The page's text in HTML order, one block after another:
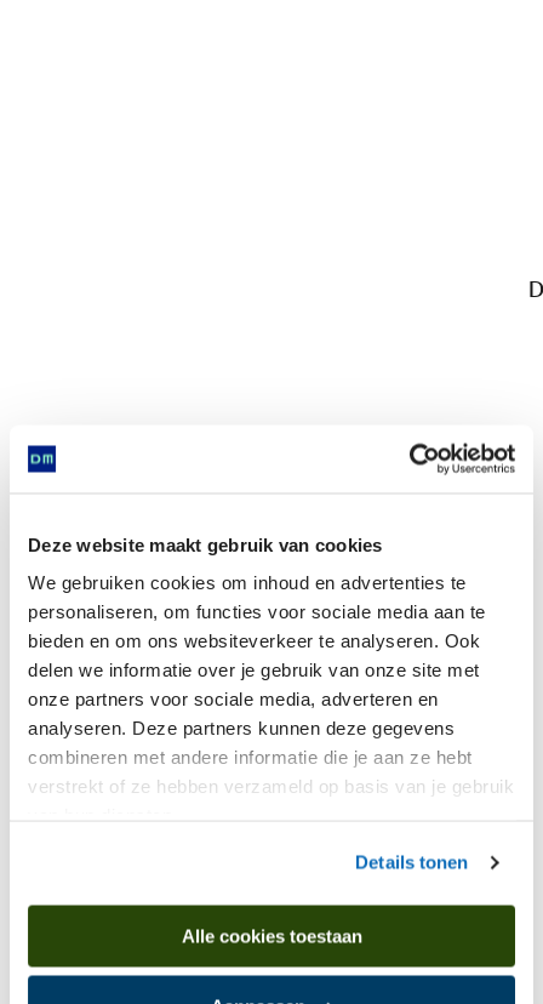
Deze website maakt gebruik van cookies
We gebruiken cookies om inhoud en advertenties te
personaliseren, om functies voor sociale media aan te
bieden en om ons websiteverkeer te analyseren. Ook
delen we informatie over je gebruik van onze site met
onze partners voor sociale media, adverteren en
analyseren. Deze partners kunnen deze gegevens
combineren met andere informatie die je aan ze hebt
verstrekt of ze hebben verzameld op basis van je gebruik
Details tonen
Alle cookies toestaan
Delfts pannenkoekbordje met Oranjeboom
Is found in